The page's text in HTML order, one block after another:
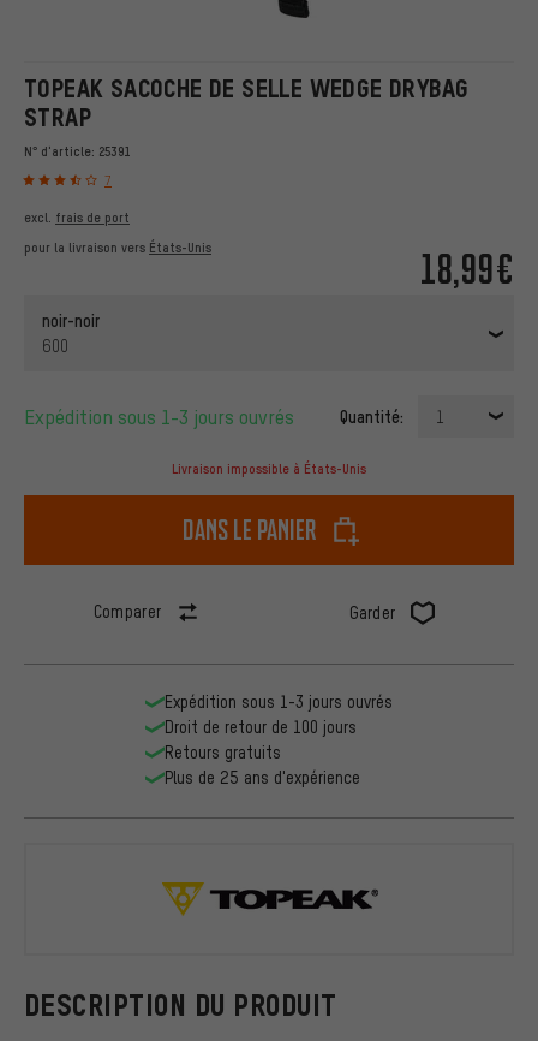
TOPEAK SACOCHE DE SELLE WEDGE DRYBAG
STRAP
N° d'article: 25391
7
18,99€
excl. frais de port
pour la livraison vers États-Unis
noir-noir
600
Expédition sous 1-3 jours ouvrés Quantité: 1
Livraison impossible à États-Unis
dans le panier
Comparer Garder
DESCRIPTION DU PRODUIT
Expédition sous 1-3 jours ouvrés
Droit de retour de 100 jours
Retours gratuits
Plus de 25 ans d'expérience